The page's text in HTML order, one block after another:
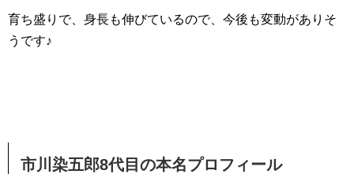
育ち盛りで、身長も伸びているので、今後も変動がありそ
うです♪
市川染五郎8代目の本名プロフィール